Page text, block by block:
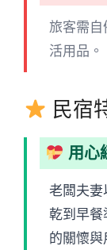
旅客需
活用品。
民宿
用心
老闆夫妻
乾到早餐
的關懷與